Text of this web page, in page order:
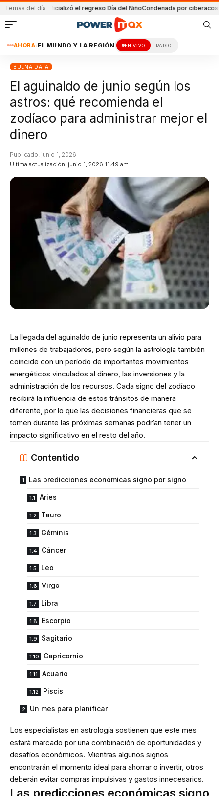
Temas del día
oficializó el regreso Día del NiñoCondenada por ciberacoso en
AHORA: EL MUNDO Y LA REGIÓN EN VIVO RADIO
BUENA DATA
El aguinaldo de junio según los
astros: qué recomienda el
zodíaco para administrar mejor el
dinero
Última actualización: junio 1, 2026 11:49 am
Publicado: junio 1, 2026
La llegada del aguinaldo de junio representa un alivio para
millones de trabajadores, pero según la astrología también
coincide con un período de importantes movimientos
energéticos vinculados al dinero, las inversiones y la
administración de los recursos. Cada signo del zodíaco
recibirá la influencia de estos tránsitos de manera
diferente, por lo que las decisiones financieras que se
tomen durante las próximas semanas podrían tener un
impacto significativo en el resto del año.
Contentido
Las predicciones económicas signo por signo
Aries
Tauro
Géminis
Cáncer
Leo
Virgo
Libra
Escorpio
Sagitario
Capricornio
Acuario
Piscis
Un mes para planificar
Los especialistas en astrología sostienen que este mes
estará marcado por una combinación de oportunidades y
desafíos económicos. Mientras algunos signos
encontrarán el momento ideal para ahorrar o invertir, otros
deberán evitar compras impulsivas y gastos innecesarios.
Las predicciones económicas signo